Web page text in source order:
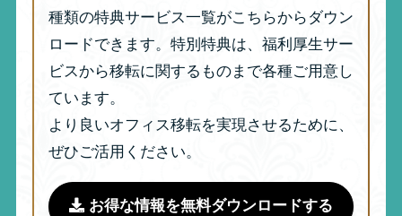
種類の特典サービス一覧がこちらからダウン
ロードできます。特別特典は、福利厚生サー
ビスから移転に関するものまで各種ご用意し
ています。
より良いオフィス移転を実現させるために、
ぜひご活用ください。
お得な情報を無料ダウンロードする